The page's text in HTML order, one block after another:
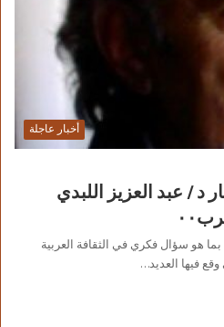
أخبار عاجلة
د / عبد العزيز اللبدي
بما هو سؤال فكري في الثقافة العربية
فيها العديد…